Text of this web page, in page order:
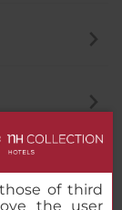
of third
the user